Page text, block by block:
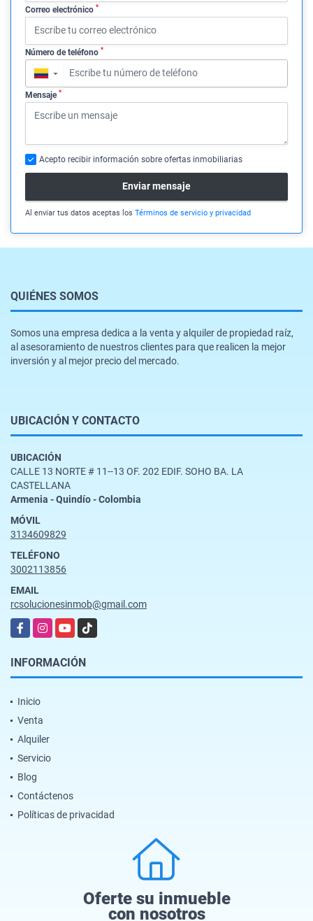
Correo electrónico *
Número de teléfono *
▼
Mensaje *
Acepto recibir información sobre ofertas inmobiliarias
Enviar mensaje
Al enviar tus datos aceptas los Términos de servicio y privacidad
QUIÉNES SOMOS
Somos una empresa dedica a la venta y alquiler de propiedad raíz,
al asesoramiento de nuestros clientes para que realicen la mejor
inversión y al mejor precio del mercado.
UBICACIÓN Y CONTACTO
UBICACIÓN
CALLE 13 NORTE # 11--13 OF. 202 EDIF. SOHO BA. LA
CASTELLANA
Armenia - Quindío - Colombia
MÓVIL
3134609829
TELÉFONO
3002113856
EMAIL
rcsolucionesinmob@gmail.com
FacebookInstagramYouTubeTikTok
INFORMACIÓN
Inicio
Venta
Alquiler
Servicio
Blog
Contáctenos
Políticas de privacidad
Oferte su inmueble
con nosotros